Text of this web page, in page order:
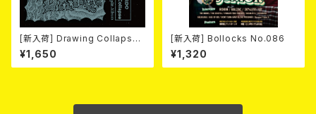
[新入荷] Drawing Collaps
e//IL BASTARDO / GRIND S
LAM (CD)
¥1,650
[新入荷] Bollocks No.086
¥1,320